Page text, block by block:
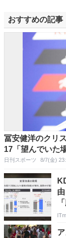
おすすめの記事
冨安健洋のクリ
17「望んでいた
日刊スポーツ 8/7(金)